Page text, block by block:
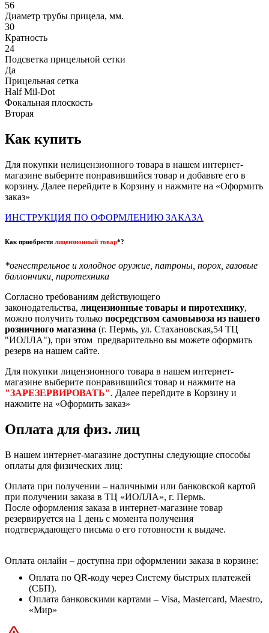
56
Диаметр трубы прицела, мм.
30
Кратность
24
Подсветка прицельной сетки
Да
Прицельная сетка
Half Mil-Dot
Фокальная плоскость
Вторая
Как купить
Для покупки нелицензионного товара в нашем интернет-
магазине выберите понравившийся товар и добавьте его в
корзину. Далее перейдите в Корзину и нажмите на «Оформить
заказ»
ИНСТРУКЦИЯ ПО ОФОРМЛЕНИЮ ЗАКАЗА
Как приобрести лицензионный товар*?
*огнестрельное и холодное оружие, патроны, порох, газовые
баллончики, пиротехника
Согласно требованиям действующего
законодательства, лицензионные товары и пиротехнику,
можно получить только посредством самовывоза из нашего
розничного магазина (г. Пермь, ул. Стахановская,54 ТЦ
"ИОЛЛА"), при этом предварительно вы можете оформить
резерв на нашем сайте.
Для покупки лицензионного товара в нашем интернет-
магазине выберите понравившийся товар и нажмите на
"ЗАРЕЗЕРВИРОВАТЬ". Далее перейдите в Корзину и
нажмите на «Оформить заказ»
Оплата для физ. лиц
В нашем интернет-магазине доступны следующие способы
оплаты для физических лиц:
Оплата при получении – наличными или банковской картой
при получении заказа в ТЦ «ИОЛЛА», г. Пермь.
После оформления заказа в интернет-магазине товар
резервируется на 1 день с момента получения
подтверждающего письма о его готовности к выдаче.
Оплата онлайн – доступна при оформлении заказа в корзине:
Оплата по QR-коду через Систему быстрых платежей
(СБП).
Оплата банковскими картами – Visa, Mastercard, Maestro,
«Мир»